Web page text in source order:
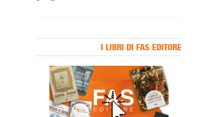
I LIBRI DI FAS EDITORE